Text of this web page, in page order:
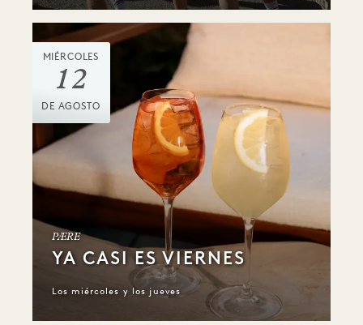
MIÉRCOLES
12
DE AGOSTO
PÆRE
YA CASI ES VIERNES
Los miércoles y los jueves